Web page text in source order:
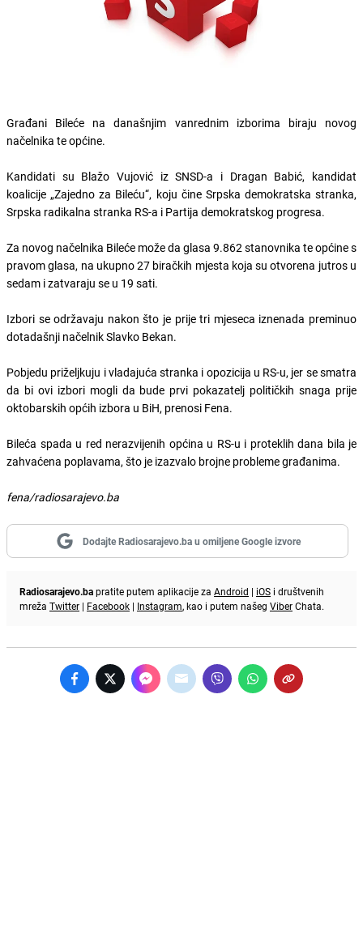
Građani Bileće na današnjim vanrednim izborima biraju novog
načelnika te općine.
Kandidati su Blažo Vujović iz SNSD-a i Dragan Babić, kandidat
koalicije „Zajedno za Bileću“, koju čine Srpska demokratska stranka,
Srpska radikalna stranka RS-a i Partija demokratskog progresa.
Za novog načelnika Bileće može da glasa 9.862 stanovnika te općine s
pravom glasa, na ukupno 27 biračkih mjesta koja su otvorena jutros u
sedam i zatvaraju se u 19 sati.
Izbori se održavaju nakon što je prije tri mjeseca iznenada preminuo
dotadašnji načelnik Slavko Bekan.
Pobjedu priželjkuju i vladajuća stranka i opozicija u RS-u, jer se smatra
da bi ovi izbori mogli da bude prvi pokazatelj političkih snaga prije
oktobarskih općih izbora u BiH, prenosi Fena.
Bileća spada u red nerazvijenih općina u RS-u i proteklih dana bila je
zahvaćena poplavama, što je izazvalo brojne probleme građanima.
fena/radiosarajevo.ba
Dodajte Radiosarajevo.ba u omiljene Google izvore
Radiosarajevo.bapratite putem aplikacije za Android | iOS i društvenih
mreža Twitter | Facebook | Instagram, kao i putem našeg ViberChata.